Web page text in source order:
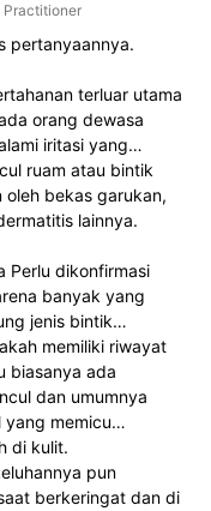
Practitioner
pertanyaannya.
terluar utama
orang dewasa
ruam atau bintik
bekas garukan,
lainnya.
Perlu dikonfirmasi
banyak yang
jenis bintik
memiliki riwayat
biasanya ada
dan umumnya
memicu
di kulit.
pun
berkeringat dan di